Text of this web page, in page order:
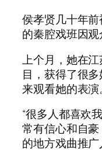
侯孝贤几十年
的秦腔戏班因观
上个月，她在
目，获得了很
来观看她的表演
“很多人都喜欢
常有信心和自
的地方戏曲推广